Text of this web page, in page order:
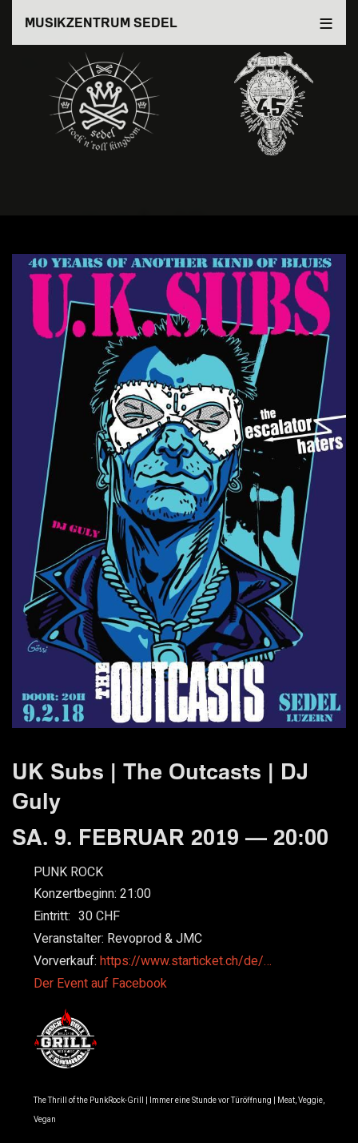
Inhalt
MUSIKZENTRUM SEDEL
UK Subs | The Outcasts | DJ
Guly
SA. 9. FEBRUAR 2019 — 20:00
PUNK ROCK
Konzertbeginn: 21:00
Eintritt: 30
Veranstalter: Revoprod & JMC
Vorverkauf: https://www.starticket.ch/de/…
Der Event auf Facebook
The Thrill of the PunkRock-Grill | Immer eine Stunde vor Türöffnung | Meat, Veggie,
Vegan